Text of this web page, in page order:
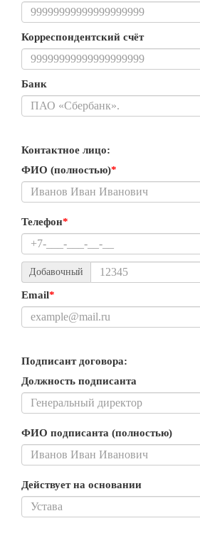
Корреспондентский счёт
Банк
Контактное лицо:
ФИО (полностью)*
Телефон*
Добавочный
Email*
Подписант договора:
Должность подписанта
ФИО подписанта (полностью)
Действует на основании